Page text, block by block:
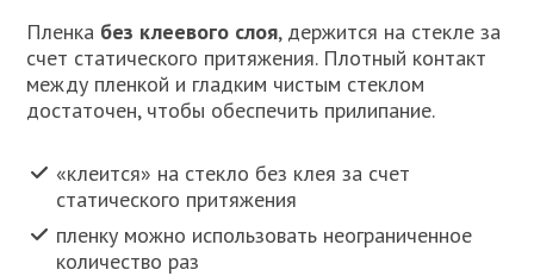
Пленка без клеевого слоя, держится на стекле за
счет статического притяжения. Плотный контакт
между пленкой и гладким чистым стеклом
достаточен, чтобы обеспечить прилипание.
«клеится» на стекло без клея за счет
статического притяжения
пленку можно использовать неограниченное
количество раз